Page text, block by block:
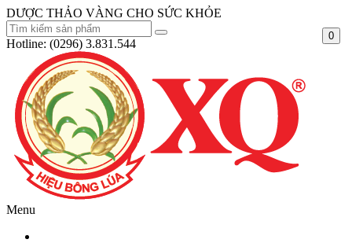
DƯỢC THẢO VÀNG CHO SỨC KHỎE
Hotline: (0296) 3.831.544
Menu
0